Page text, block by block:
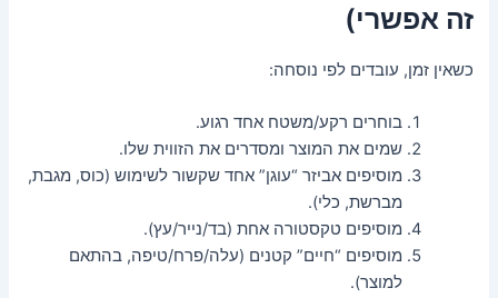
זה אפשרי)
כשאין זמן, עובדים לפי נוסחה:
בוחרים רקע/משטח אחד רגוע.
שמים את המוצר ומסדרים את הזווית שלו.
מוסיפים אביזר “עוגן” אחד שקשור לשימוש (כוס, מגבת,
מברשת, כלי).
מוסיפים טקסטורה אחת (בד/נייר/עץ).
מוסיפים “חיים” קטנים (עלה/פרח/טיפה, בהתאם
למוצר).